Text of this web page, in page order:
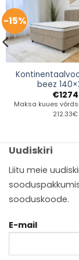
-15%
beez
€1274
Maksa kuues
212.33€
Uudiskiri
Liitu meie
sooduskoode.
E-mail